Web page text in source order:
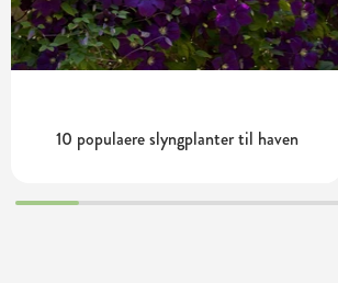
10 populaere slyngplanter til haven